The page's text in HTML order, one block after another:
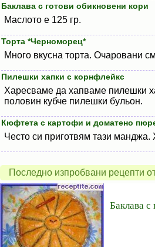
Баклава с готови обикновени кори
Маслото е 125 гр.
Торта *Черноморец*
Много вкусна торта. Очаровани
Пилешки хапки с корнфлейкс
Харесваме да хапваме пилешки
половин кубче пилешки бульон.
Кюфтета с картофи и доматено
Често си приготвям тази манджа.
Последно изпробвани рецепти
Баклава с